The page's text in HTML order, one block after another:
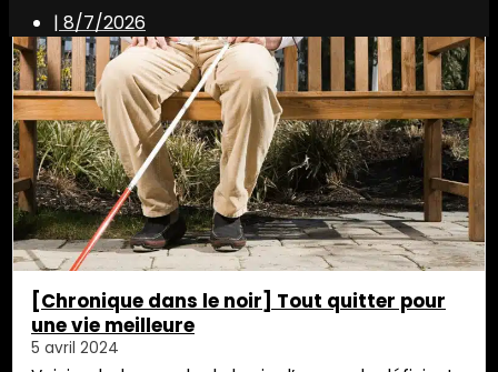
| 8/7/2026
[Chronique dans le noir] Tout quitter pour
une vie meilleure
5 avril 2024